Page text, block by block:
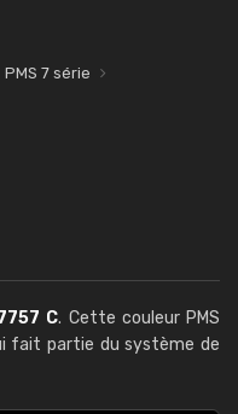
PMS 7 série
C. Cette couleur PMS
fait partie du système de